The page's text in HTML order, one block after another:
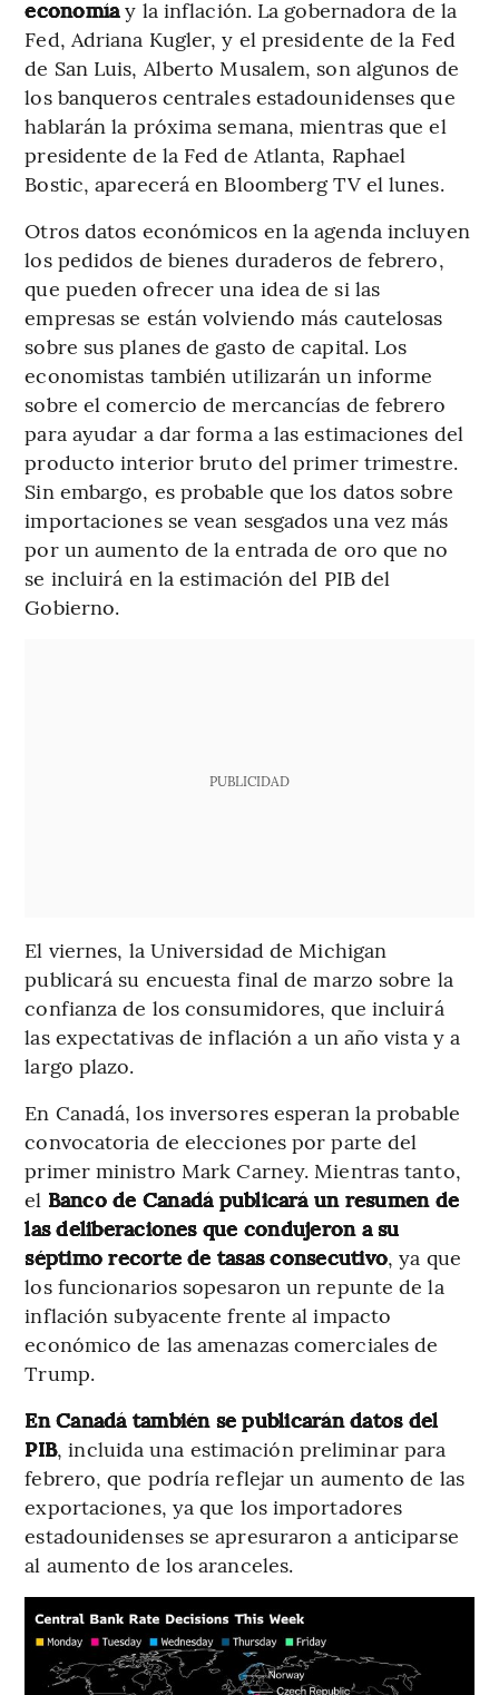
economíay la inflación. La gobernadora de la
Fed, Adriana Kugler, y el presidente de la Fed
de San Luis, Alberto Musalem, son algunos de
los banqueros centrales estadounidenses que
hablarán la próxima semana, mientras que el
presidente de la Fed de Atlanta, Raphael
Bostic, aparecerá en Bloomberg TV el lunes.
Otros datos económicos en la agenda incluyen
los pedidos de bienes duraderos de febrero,
que pueden ofrecer una idea de si las
empresas se están volviendo más cautelosas
sobre sus planes de gasto de capital. Los
economistas también utilizarán un informe
sobre el comercio de mercancías de febrero
para ayudar a dar forma a las estimaciones del
producto interior bruto del primer trimestre.
Sin embargo, es probable que los datos sobre
importaciones se vean sesgados una vez más
por un aumento de la entrada de oro que no
se incluirá en la estimación del PIB del
Gobierno.
PUBLICIDAD
El viernes, la Universidad de Michigan
publicará su encuesta final de marzo sobre la
confianza de los consumidores, que incluirá
las expectativas de inflación a un año vista y a
largo plazo.
En Canadá, los inversores esperan la probable
convocatoria de elecciones por parte del
primer ministro Mark Carney. Mientras tanto,
el Banco de Canadá publicará un resumen de
las deliberaciones que condujeron a su
séptimo recorte de tasas consecutivo, ya que
los funcionarios sopesaron un repunte de la
inflación subyacente frente al impacto
económico de las amenazas comerciales de
Trump.
En Canadá también se publicarán datos del
PIB, incluida una estimación preliminar para
febrero, que podría reflejar un aumento de las
exportaciones, ya que los importadores
estadounidenses se apresuraron a anticiparse
al aumento de los aranceles.